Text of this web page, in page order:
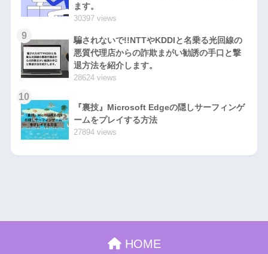
ます。
30397 views
9
騙されないで!!NTTやKDDIと名乗る光回線の
悪質代理店からの詐欺まがい勧誘の手口と撃
退方法を紹介します。
28624 views
10
『裏技』Microsoft Edgeの隠しサーフィンゲ
ームをプレイする方法
27894 views
HOME